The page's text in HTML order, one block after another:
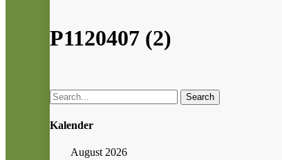
P1120407 (2)
Search
Kalender
August 2026